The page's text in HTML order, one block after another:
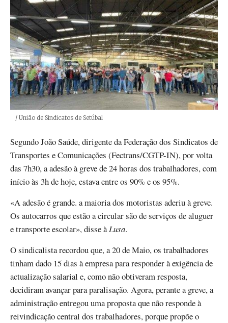
Créditos
/ União de Sindicatos de Setúbal
Segundo João Saúde, dirigente da Federação dos Sindicatos de
Transportes e Comunicações (Fectrans/CGTP-IN), por volta
das 7h30, a adesão à greve de 24 horas dos trabalhadores, com
início às 3h de hoje, estava entre os 90% e os 95%.
«A adesão é grande. a maioria dos motoristas aderiu à greve.
Os autocarros que estão a circular são de serviços de aluguer
e transporte escolar», disse àLusa.
O sindicalista recordou que, a 20 de Maio, os trabalhadores
tinham dado 15 dias à empresa para responder à exigência de
actualização salarial e, como não obtiveram resposta,
decidiram avançar para paralisação. Agora, perante a greve, a
administração entregou uma proposta que não responde à
reivindicação central dos trabalhadores, porque propõe o